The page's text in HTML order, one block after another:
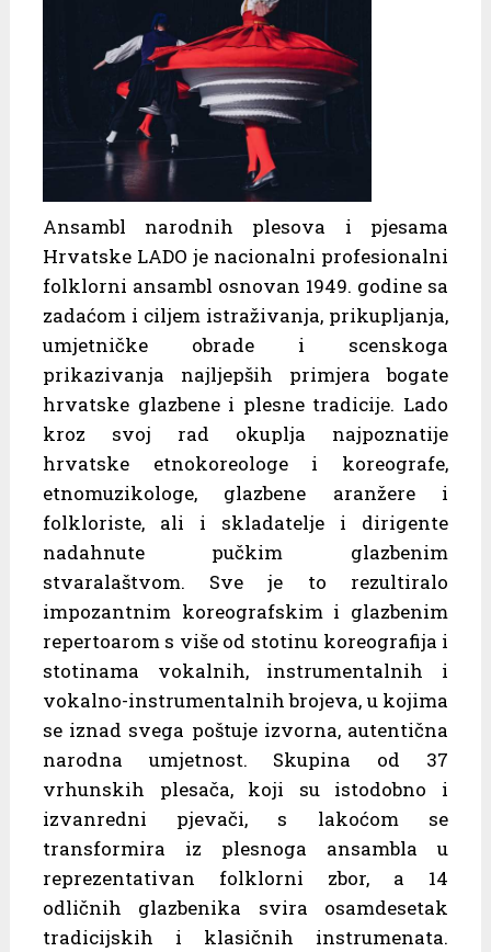
Ansambl narodnih plesova i pjesama
Hrvatske LADO je nacionalni profesionalni
folklorni ansambl osnovan 1949. godine sa
zadaćom i ciljem istraživanja, prikupljanja,
umjetničke obrade i scenskoga
prikazivanja najljepših primjera bogate
hrvatske glazbene i plesne tradicije. Lado
kroz svoj rad okuplja najpoznatije
hrvatske etnokoreologe i koreografe,
etnomuzikologe, glazbene aranžere i
folkloriste, ali i skladatelje i dirigente
nadahnute pučkim glazbenim
stvaralaštvom. Sve je to rezultiralo
impozantnim koreografskim i glazbenim
repertoarom s više od stotinu koreografija i
stotinama vokalnih, instrumentalnih i
vokalno-instrumentalnih brojeva, u kojima
se iznad svega poštuje izvorna, autentična
narodna umjetnost. Skupina od 37
vrhunskih plesača, koji su istodobno i
izvanredni pjevači, s lakoćom se
transformira iz plesnoga ansambla u
reprezentativan folklorni zbor, a 14
odličnih glazbenika svira osamdesetak
tradicijskih i klasičnih instrumenata.